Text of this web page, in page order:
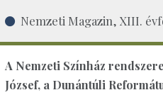
Nemzeti Magazin, XIII.
A Nemzeti Színház
József, a Dunántúli